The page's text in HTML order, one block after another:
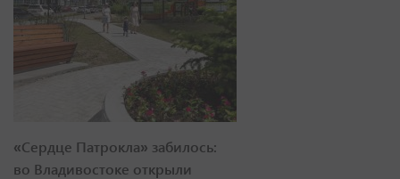
«Сердце Патрокла» забилось:
во Владивостоке открыли